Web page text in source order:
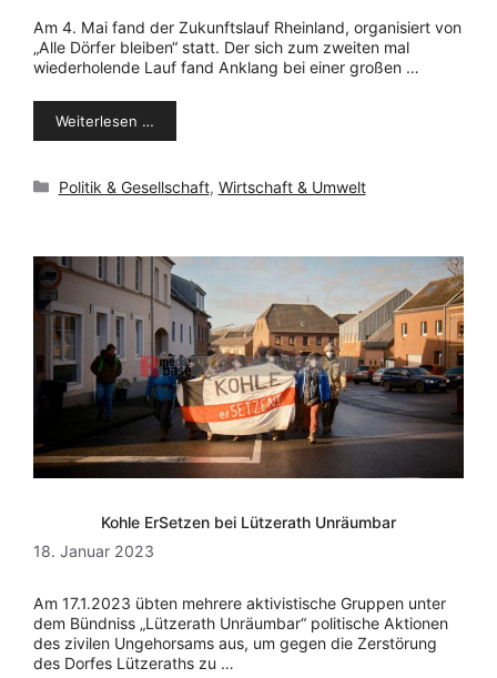
Am 4. Mai fand der Zukunftslauf Rheinland, organisiert von
„Alle Dörfer bleiben“ statt. Der sich zum zweiten mal
wiederholende Lauf fand Anklang bei einer großen …
Weiterlesen …
Kategorien
Politik & Gesellschaft, Wirtschaft & Umwelt
Kohle ErSetzen bei Lützerath Unräumbar
18. Januar 2023
Am 17.1.2023 übten mehrere aktivistische Gruppen unter
dem Bündniss „Lützerath Unräumbar“ politische Aktionen
des zivilen Ungehorsams aus, um gegen die Zerstörung
des Dorfes Lützeraths zu …